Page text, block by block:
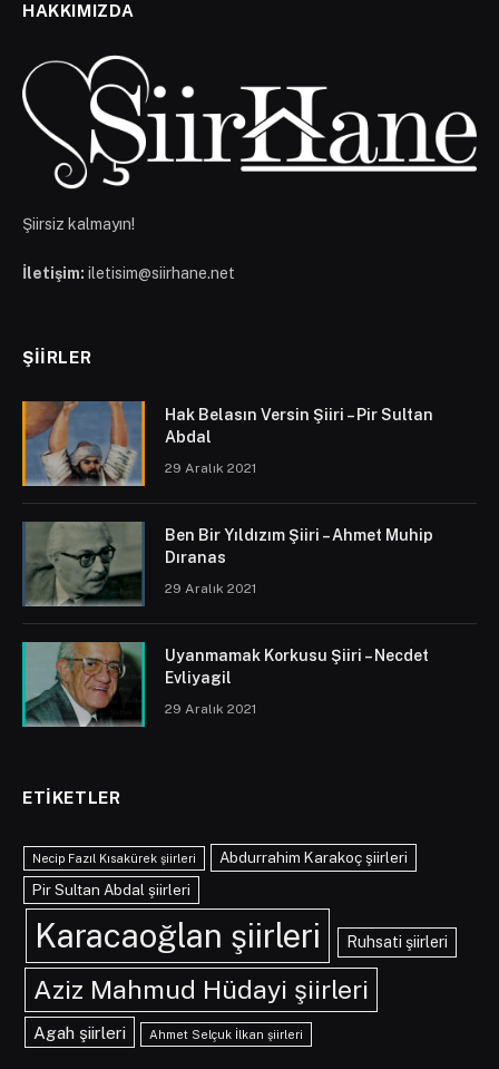
HAKKIMIZDA
Şiirsiz kalmayın!
İletişim: iletisim@siirhane.net
ŞIIRLER
Hak Belasın Versin Şiiri – Pir Sultan
Abdal
29 Aralık 2021
Ben Bir Yıldızım Şiiri – Ahmet Muhip
Dıranas
29 Aralık 2021
Uyanmamak Korkusu Şiiri – Necdet
Evliyagil
29 Aralık 2021
ETIKETLER
Necip Fazıl Kısakürek şiirleri
Abdurrahim Karakoç şiirleri
Pir Sultan Abdal şiirleri
Karacaoğlan şiirleri Ruhsati şiirleri
Aziz Mahmud Hüdayi şiirleri
Agah şiirleri Ahmet Selçuk İlkan şiirleri